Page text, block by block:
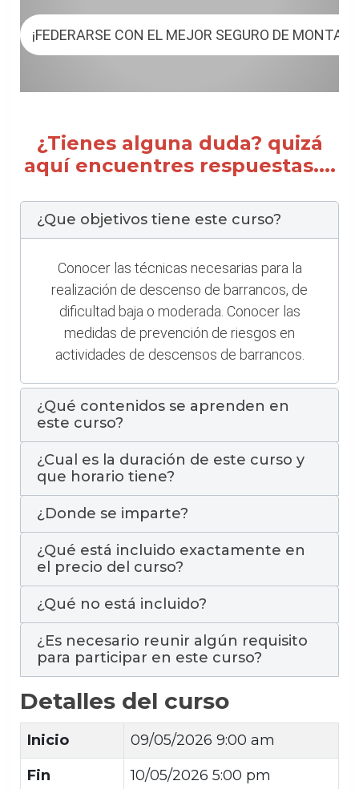
¡FEDERARSE CON EL MEJOR SEGURO DE
¿Tienes alguna duda? quizá
aquí encuentres respuestas....
¿Que objetivos tiene este curso?
Conocer las técnicas necesarias para la
realización de descenso de barrancos, de
dificultad baja o moderada. Conocer las
medidas de prevención de riesgos en
actividades de descensos de barrancos.
¿Qué contenidos se aprenden en
este curso?
¿Cual es la duración de este curso y
que horario tiene?
¿Donde se imparte?
¿Qué está incluido exactamente en
el precio del curso?
¿Qué no está incluido?
¿Es necesario reunir algún requisito
para participar en este curso?
Detalles del curso
Inicio
09/05/2026 9:00 am
Fin
10/05/2026 5:00 pm